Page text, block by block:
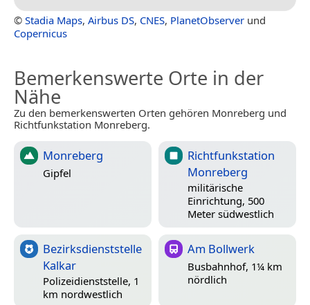
© Stadia Maps, Airbus DS, CNES, PlanetObserver und
Copernicus
Bemerkenswerte Orte in der
Nähe
Zu den bemerkenswerten Orten gehören Monreberg und
Richtfunkstation Monreberg.
Monreberg
Gipfel
Richtfunkstation
Monreberg
militärische
Einrichtung, 500
Meter südwestlich
Bezirksdienststelle
Kalkar
Polizeidienststelle, 1
km nordwestlich
Am Bollwerk
Busbahnhof, 1¼ km
nördlich